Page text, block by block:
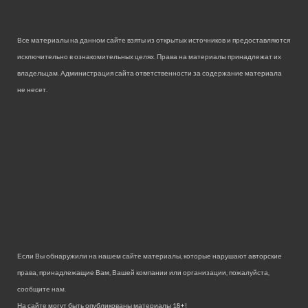
Все материалы на данном сайте взяты из открытых источников и предоставляются
исключительно в ознакомительных целях. Права на материалы принадлежат их
владельцам. Администрация сайта ответственности за содержание материала
не несет.
Если Вы обнаружили на нашем сайте материалы, которые нарушают авторские
права, принадлежащие Вам, Вашей компании или организации, пожалуйста,
сообщите нам.
На сайте могут быть опубликованы материалы 18+!